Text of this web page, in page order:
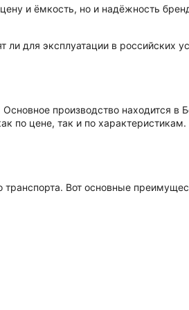
и ёмкость, но и надёжность
ли для эксплуатации в российских
Основное производство находится в
по цене, так и по характеристикам.
Вот основные